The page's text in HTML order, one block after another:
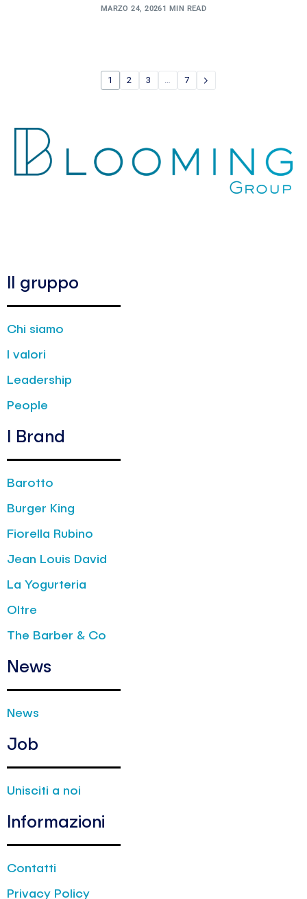
MARZO 24, 20261 MIN READ
1 2 3 … 7
Il gruppo
Chi siamo
I valori
Leadership
People
I Brand
Barotto
Burger King
Fiorella Rubino
Jean Louis David
La Yogurteria
Oltre
The Barber & Co
News
News
Job
Unisciti a noi
Informazioni
Contatti
Privacy Policy